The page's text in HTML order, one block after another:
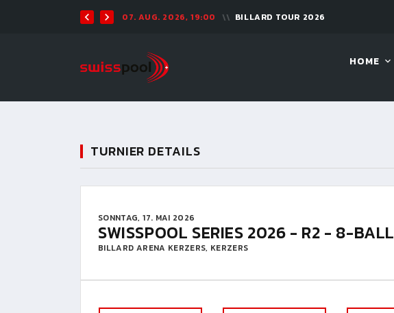
07. AUG. 2026, 19:00 BILLARD TOUR 2026
HOME
TURNIER DETAILS
SONNTAG, 17. MAI 2026
SWISSPOOL SERIES 2026 - R2 - 8-BALL
BILLARD ARENA KERZERS, KERZERS